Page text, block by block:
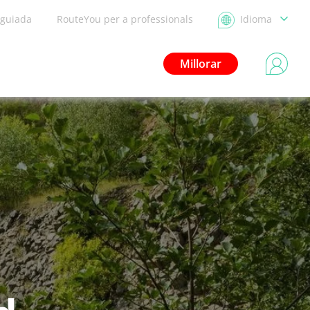
RouteYou per a professionals Idioma
Millorar